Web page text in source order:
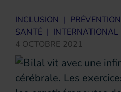
INCLUSION | PRÉVENTION
SANTÉ | INTERNATIONAL
4 OCTOBRE 2021